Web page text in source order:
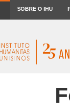
SOBRE O IHU